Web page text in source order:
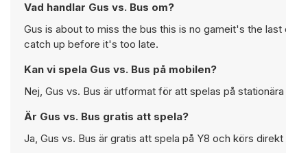
Vad handlar Gus vs. Bus om?
Gus is about to miss the bus this is no gameit's the
catch up before it's too late.
Kan vi spela Gus vs. Bus på mobilen?
Nej, Gus vs. Bus är utformat för att spelas på
Är Gus vs. Bus gratis att spela?
Ja, Gus vs. Bus är gratis att spela på Y8 och körs